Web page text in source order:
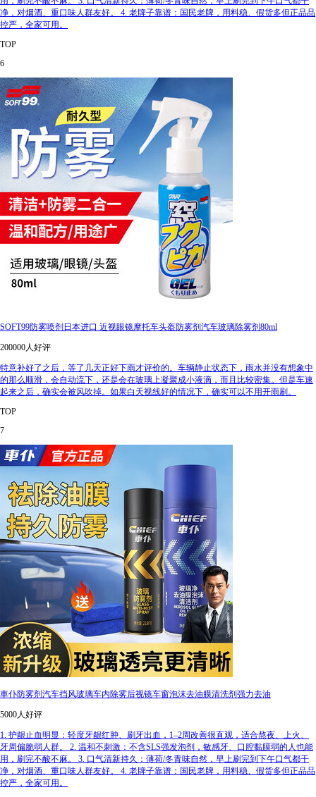
净，对烟酒、重口味人群友好。 4. 老牌子靠谱：国民老牌，用料稳、假货多但正品品
控严，全家可用。
TOP
6
SOFT99防雾喷剂日本进口 近视眼镜摩托车头盔防雾剂汽车玻璃除雾剂80ml
200000人好评
特意补好了之后，等了几天正好下雨才评价的。车辆静止状态下，雨水并没有想象中
的那么顺滑，会自动流下，还是会在玻璃上凝聚成小液滴，而且比较密集。但是车速
起来之后，确实会被风吹掉。如果白天视线好的情况下，确实可以不用开雨刷。
TOP
7
車仆防雾剂汽车挡风玻璃车内除雾后视镜车窗泡沫去油膜清洗剂强力去油
5000人好评
1. 护龈止血明显：轻度牙龈红肿、刷牙出血，1–2周改善很直观，适合熬夜、上火、
牙周偏脆弱人群。 2. 温和不刺激：不含SLS强发泡剂，敏感牙、口腔黏膜弱的人也能
用，刷完不酸不麻。 3. 口气清新持久：薄荷/冬青味自然，早上刷完到下午口气都干
净，对烟酒、重口味人群友好。 4. 老牌子靠谱：国民老牌，用料稳、假货多但正品品
控严，全家可用。